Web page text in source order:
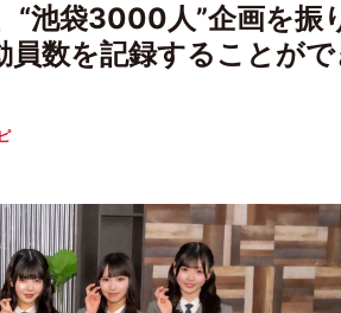
“池袋3000人”企画を振
数を記録することがで